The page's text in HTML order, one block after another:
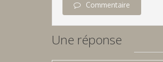
Commentaire
Une réponse